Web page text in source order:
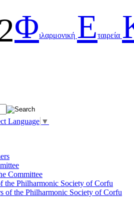
Φιλαρμονική Εταιρεία
Language ▼
Committee
the Philharmonic Society of Corfu
of the Philharmonic Society of Corfu